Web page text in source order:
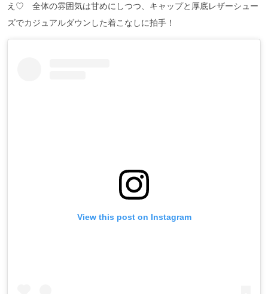
え♡ 全体の雰囲気は甘めにしつつ、キャップと厚底レザーシュー
ズでカジュアルダウンした着こなしに拍手！
View this post on Instagram